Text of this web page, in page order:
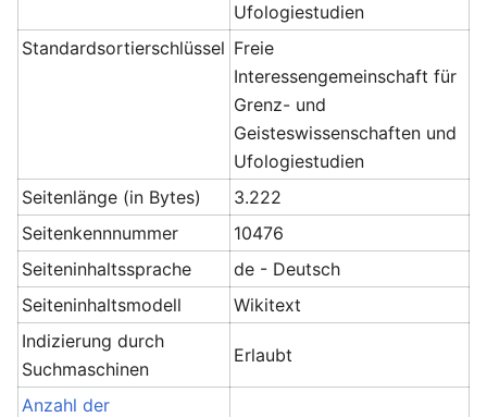
Ufologiestudien
Standardsortierschlüssel Freie
Interessengemeinschaft für
Grenz- und
Geisteswissenschaften und
Ufologiestudien
Seitenlänge (in Bytes)
3.222
Seitenkennnummer
10476
Seiteninhaltssprache
de - Deutsch
Seiteninhaltsmodell
Wikitext
Indizierung durch
Suchmaschinen
Erlaubt
Anzahl der